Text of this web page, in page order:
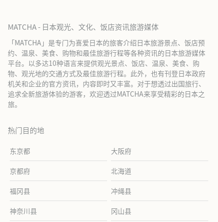
MATCHA - 日本观光、文化、饭店资讯旅游媒体
「MATCHA」是专门为喜爱日本的旅客介绍日本旅游景点、饭店预
约、温泉、美食、购物和最佳旅游行程等各种资讯的日本旅游媒体
平台。以多达10种语言来提供观光景点、饭店、温泉、美食、购
物、观光地的交通方式及最佳旅游行程。此外，也有刊登日本政府
机关和企业的官方资讯，内容即时又丰富。对于想透过出国旅行、
追求全新旅游体验的游客，欢迎透过MATCHA来享受精彩的日本之
旅。
热门目的地
东京都 大阪府
京都府 北海道
福冈县 冲绳县
神奈川县 冈山县